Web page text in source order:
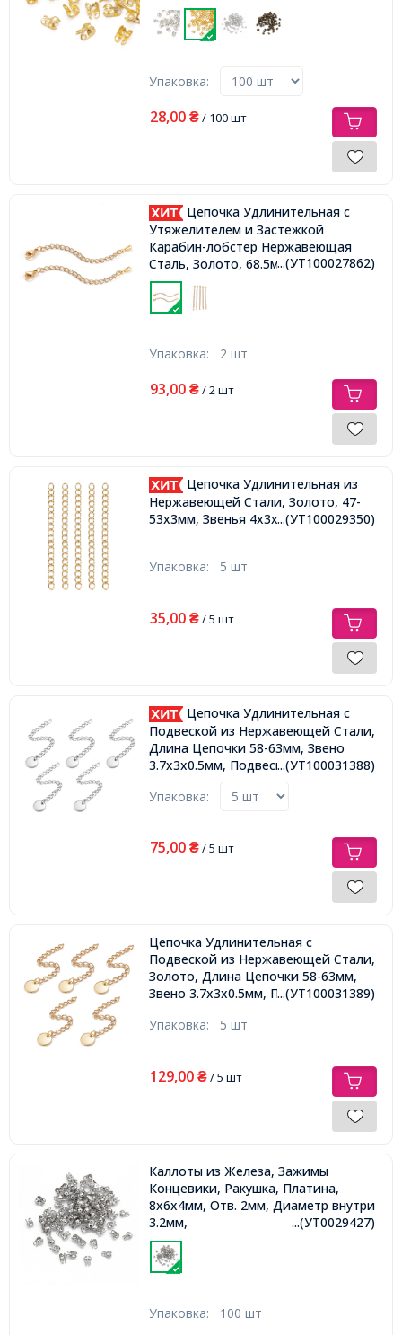
Упаковка:
28,00 ₴/ 100 шт
Цепочка Удлинительная с
Утяжелителем и Застежкой
Карабин-лобстер Нержавеющая
Сталь, Золото, 68.5мм, Звено
4х2.8х0.5мм,
...(УТ100027862)
Упаковка: 2 шт
93,00 ₴/ 2 шт
Цепочка Удлинительная из
Нержавеющей Стали, Золото, 47-
53х3мм, Звенья 4х3х0.5мм,...(УТ100029350)
Упаковка: 5 шт
35,00 ₴/ 5 шт
Цепочка Удлинительная с
Подвеской из Нержавеющей Стали,
Длина Цепочки 58-63мм, Звено
3.7х3х0.5мм, Подвеска 8х0.7мм,
...(УТ100031388)
Упаковка:
75,00 ₴/ 5 шт
Цепочка Удлинительная с
Подвеской из Нержавеющей Стали,
Золото, Длина Цепочки 58-63мм,
Звено 3.7х3х0.5мм, Подвеска
...(УТ100031389)
Упаковка: 5 шт
129,00 ₴/ 5 шт
Каллоты из Железа, Зажимы
Концевики, Ракушка, Платина,
8x6x4мм, Отв. 2мм, Диаметр внутри
3.2мм,
...(УТ0029427)
Упаковка: 100 шт